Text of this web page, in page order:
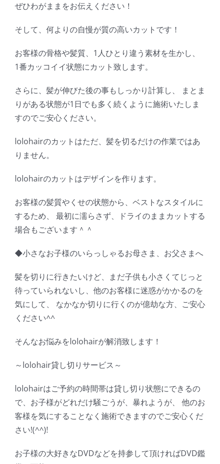
ぜひわがままをお伝えください！
そして、何よりの自慢が質の高いカットです！
お客様の骨格や髪質、1人ひとり違う素材を生かし、
1番カッコイイ状態にカット致します。
さらに、髪が伸びた後の事もしっかり計算し、 まとま
りがある状態が1日でも多く続くように施術いたしま
すのでご安心ください。
lolohairのカットはただ、髪を切るだけの作業ではあ
りません。
lolohairのカットはデザインを作ります。
お客様の髪質やくせの状態から、ベストなスタイルに
するため、 最初に濡らさず、ドライのままカットする
場合もございます＾＾
◆小さなお子様のいらっしゃるお母さま、お父さまへ
髪を切りに行きたいけど、まだ子供も小さくてじっと
待っていられないし、他のお客様に迷惑がかかるのを
気にして、 なかなか切りに行くのが億劫な方、ご安心
ください^^
そんなお悩みをlolohairが解消致します！
～lolohair貸し切りサービス～
lolohairはご予約の時間帯は貸し切り状態にできるの
で、お子様がどれだけ騒ごうが、暴れようが、 他のお
客様を気にすることなく施術できますのでご安心くだ
さい!(^^)!
お子様の大好きなDVDなどを持参して頂ければDVD鑑